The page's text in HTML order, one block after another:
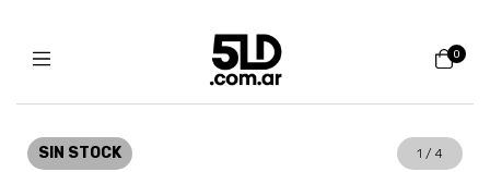
0
SIN STOCK 1 / 4